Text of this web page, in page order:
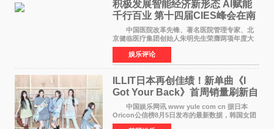
积极发展智能经济新形态 Al赋能
千行百业 第十四届CIES峰会在南
京盛大召开
中国医院改革先锋、著名医院管理专家、北
京健临医疗集团创始人朱明先生荣膺两项年度大
奖 2026年7月31日，盛夏金陵，长江之畔，
以重落地·真务实·强链接为主题的2026&lsquo;人
工智能+&rsquo
娱乐评论
ILLIT日本再创佳绩！新单曲《I
Got Your Back》首周销量刷新自
身纪录
中国娱乐网讯 www yule com cn 据日本
Oricon公信榜8月5日发布的最新数据，韩国女团
ILLIT在日本发行的第二张单曲《I Got Your